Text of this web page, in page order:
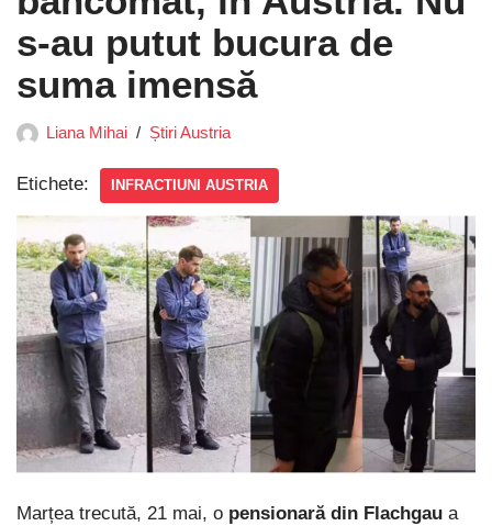
s-au putut bucura de
suma imensă
Liana Mihai Știri Austria
Etichete: INFRACTIUNI AUSTRIA
Marțea trecută, 21 mai, o pensionară din Flachgau a